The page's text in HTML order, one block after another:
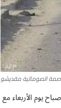
الصومالية مقديشو
يوم الأربعاء مع